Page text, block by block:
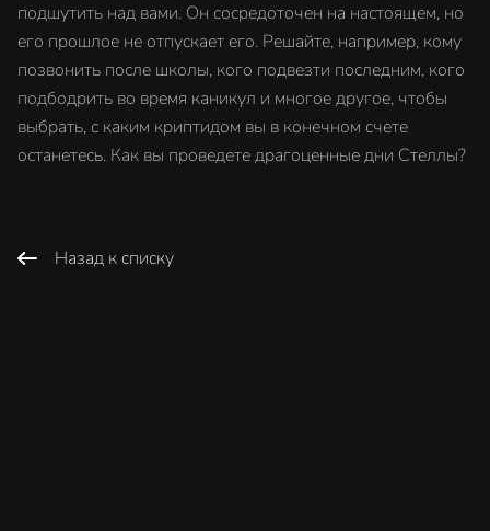
подшутить над вами. Он сосредоточен на настоящем, но
его прошлое не отпускает его. Решайте, например, кому
позвонить после школы, кого подвезти последним, кого
подбодрить во время каникул и многое другое, чтобы
выбрать, с каким криптидом вы в конечном счете
останетесь. Как вы проведете драгоценные дни Стеллы?
Назад к списку